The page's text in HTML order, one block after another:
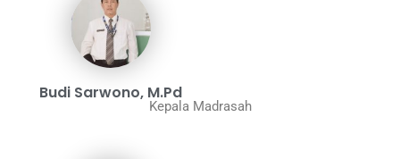
Budi Sarwono, M.Pd
Kepala Madrasah